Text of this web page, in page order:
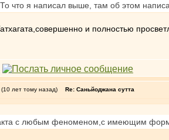
что я написал выше, там об этом
и полностью
лет тому назад) Re: Саньйоджана сутта
с любым феноменом,с имеющим